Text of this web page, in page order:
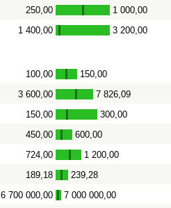
250,00 - 1 000,00
1 400,00 - 3 200,00
100,00 - 150,00
3 600,00 - 7 826,09
150,00 - 300,00
450,00 - 600,00
724,00 - 1 200,00
189,18 - 239,28
6 700 000,00 - 7 000 000,00